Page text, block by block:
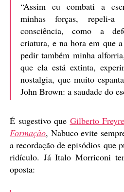
“Assim eu combati a
minhas forças, repeli-
consciência, como a
criatura, e na hora em que
pedir também minha
que ela está extinta,
nostalgia, que muito
John Brown: a saudade do
É sugestivo que Gilberto Freyre
Formação, Nabuco evite
a recordação de episódios que
ridículo. Já Italo Morriconi
oposta: